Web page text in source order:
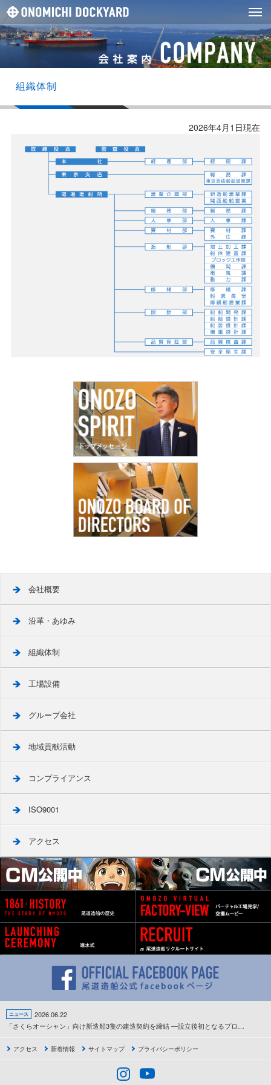
組織体制
2026年4月1日現在
会社概要
沿革・あゆみ
組織体制
工場設備
グループ会社
地域貢献活動
コンプライアンス
ISO9001
アクセス
ニュース
2026.06.22
「さくらオーシャン」向け新造船3隻の建造契約を締結 ―設立後初となるプロジェクトが本格始動―
アクセス 新着情報 サイトマップ プライバシーポリシー